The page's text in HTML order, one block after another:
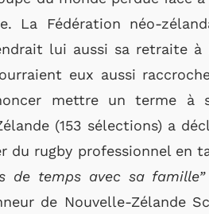
La Fédération néo-
lui aussi sa retraite à
eux aussi
mettre un terme à
(153 sélections) a
du rugby professionnel en
de temps avec sa famille”
de Nouvelle-Zélande